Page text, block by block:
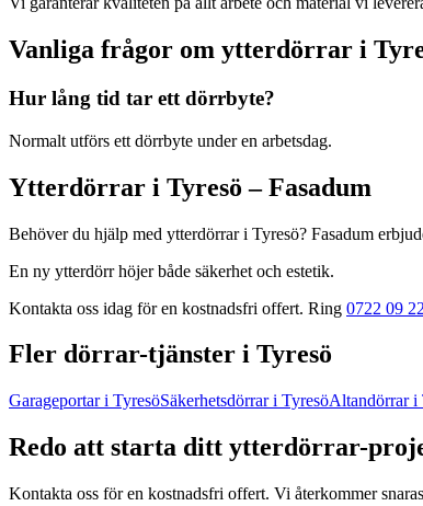
Vanliga frågor om ytterdörrar i
Hur lång tid tar ett dörrbyte?
Normalt utförs ett dörrbyte under en arbetsdag.
Ytterdörrar i Tyresö – Fasadum
Behöver du hjälp med ytterdörrar i Tyresö? Fasadum
En ny ytterdörr höjer både säkerhet och estetik.
Kontakta oss idag för en kostnadsfri offert. Ring 0722 09
Fler dörrar-tjänster i Tyresö
Garageportar i TyresöSäkerhetsdörrar i TyresöAltandörrar i
Redo att starta ditt ytterdörrar-
Kontakta oss för en kostnadsfri offert. Vi återkommer